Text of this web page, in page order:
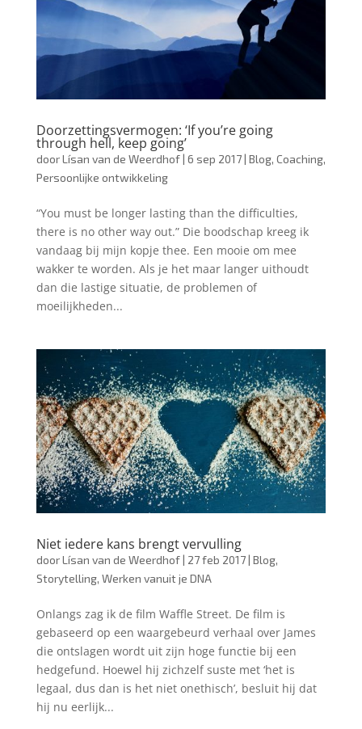
Doorzettingsvermogen: ‘If you’re going
through hell, keep going’
doorLísan van de Weerdhof| 6 sep 2017| Blog, Coaching,
Persoonlijke ontwikkeling
“You must be longer lasting than the difficulties,
there is no other way out.” Die boodschap kreeg ik
vandaag bij mijn kopje thee. Een mooie om mee
wakker te worden. Als je het maar langer uithoudt
dan die lastige situatie, de problemen of
moeilijkheden...
Niet iedere kans brengt vervulling
doorLísan van de Weerdhof| 27 feb 2017| Blog,
Storytelling, Werken vanuit je DNA
Onlangs zag ik de film Waffle Street. De film is
gebaseerd op een waargebeurd verhaal over James
die ontslagen wordt uit zijn hoge functie bij een
hedgefund. Hoewel hij zichzelf suste met ‘het is
legaal, dus dan is het niet onethisch’, besluit hij dat
hij nu eerlijk...